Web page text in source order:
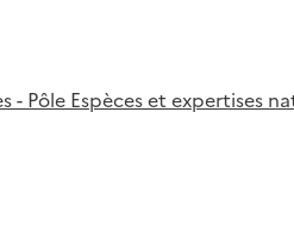
- Pôle Espèces et expertises